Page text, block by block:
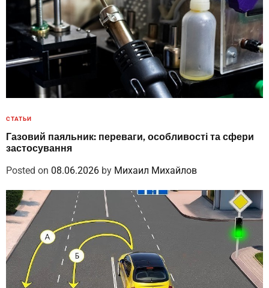
СТАТЬИ
Газовий паяльник: переваги, особливості та сфери
застосування
Posted on 08.06.2026 by Михаил Михайлов